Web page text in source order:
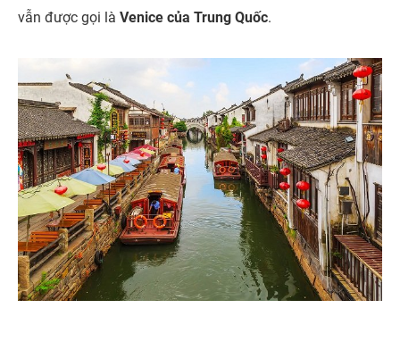
vẫn được gọi là Venice của Trung Quốc.